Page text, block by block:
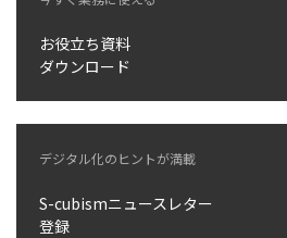
お役立ち資料
ダウンロード
デジタル化のヒントが満載
S-cubismニュースレター
登録